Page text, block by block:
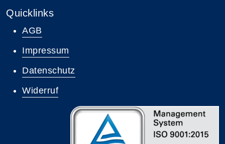
Quicklinks
AGB
Impressum
Datenschutz
Widerruf